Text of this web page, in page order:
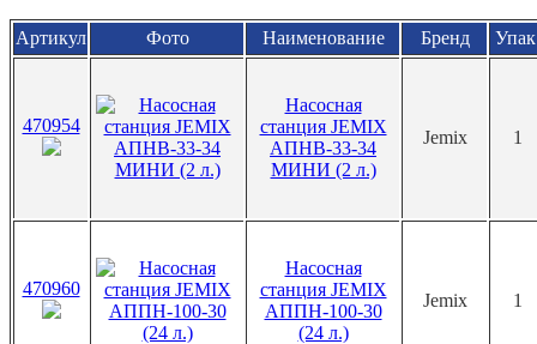
Артикул Фото Наименование Бренд
470954
Насосная
станция JEMIX
АПНВ-33-34
МИНИ (2 л.)
Jemix 1
470960
Насосная
станция JEMIX
АППН-100-30
(24 л.)
Jemix 1